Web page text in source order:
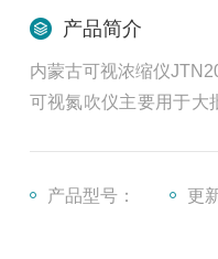
产品简介
内蒙古可视浓缩仪
可视氮吹仪主要用于大
产品型号：
更